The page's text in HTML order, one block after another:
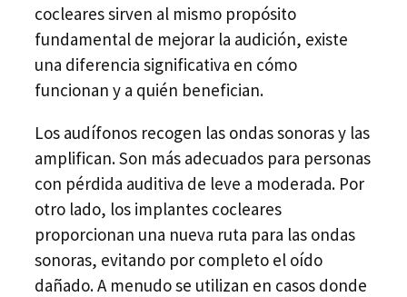
cocleares sirven al mismo propósito
fundamental de mejorar la audición, existe
una diferencia significativa en cómo
funcionan y a quién benefician.
Los audífonos recogen las ondas sonoras y las
amplifican. Son más adecuados para personas
con pérdida auditiva de leve a moderada. Por
otro lado, los implantes cocleares
proporcionan una nueva ruta para las ondas
sonoras, evitando por completo el oído
dañado. A menudo se utilizan en casos donde